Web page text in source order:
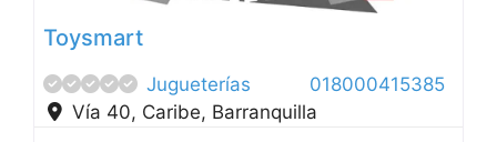
Toysmart
018000415385
Jugueterías
Vía 40, Caribe, Barranquilla